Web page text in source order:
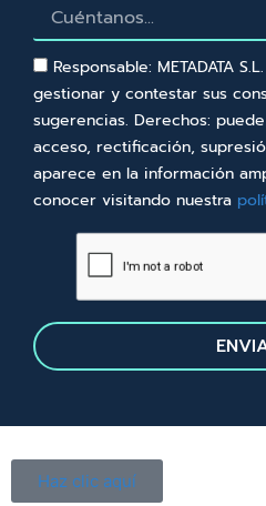
Responsable: METADATA
gestionar y contestar sus
sugerencias. Derechos:
acceso, rectificación,
aparece en la información
conocer visitando nuestra
Haz clic aquí